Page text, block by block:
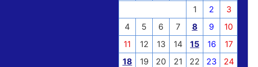
1
2
3
4
5 6 7 8 9
10
11
12 13 14 15 16
17
18
19 20 21 22 23
24